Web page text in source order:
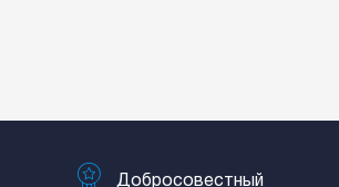
Добросовестный